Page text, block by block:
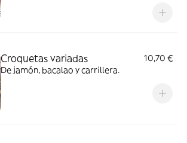
Croquetas variadas
10,70 €
De jamón, bacalao y carrillera.